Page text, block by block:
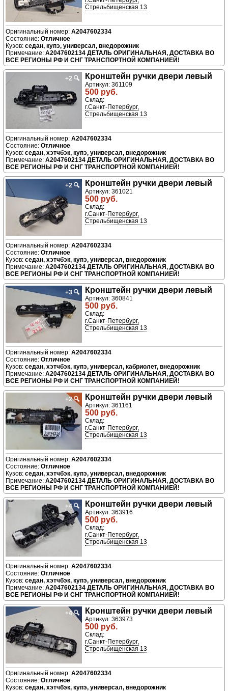
Стрельбищенская 13
A2047602334
Отличное
седан, купэ, универсал, внедорожник
A2047602134 ДЕТАЛЬ ОРИГИНАЛЬНАЯ, ДОСТАВКА ВО
ВСЕ РЕГИОНЫ РФ И СНГ ТРАНСПОРТНОЙ КОМПАНИЕЙ!
+2 🔍 Кронштейн ручки двери левый
Артикул: 361109
500 руб.
Склад:
г.Санкт-Петербург,
Стрельбищенская 13
A2047602334
Отличное
седан, хэтчбэк, купэ, универсал, внедорожник
A2047602134 ДЕТАЛЬ ОРИГИНАЛЬНАЯ, ДОСТАВКА ВО
ВСЕ РЕГИОНЫ РФ И СНГ ТРАНСПОРТНОЙ КОМПАНИЕЙ!
+2 🔍 Кронштейн ручки двери левый
Артикул: 361021
500 руб.
Склад:
г.Санкт-Петербург,
Стрельбищенская 13
A2047602334
Отличное
седан, хэтчбэк, купэ, универсал, внедорожник
A2047602134 ДЕТАЛЬ ОРИГИНАЛЬНАЯ, ДОСТАВКА ВО
ВСЕ РЕГИОНЫ РФ И СНГ ТРАНСПОРТНОЙ КОМПАНИЕЙ!
+3 🔍 Кронштейн ручки двери левый
Артикул: 360841
500 руб.
Склад:
г.Санкт-Петербург,
Стрельбищенская 13
A2047602334
Отличное
седан, хэтчбэк, купэ, универсал, кабриолет, внедорожник
A2047602134 ДЕТАЛЬ ОРИГИНАЛЬНАЯ, ДОСТАВКА ВО
ВСЕ РЕГИОНЫ РФ И СНГ ТРАНСПОРТНОЙ КОМПАНИЕЙ!
+2🔍 Кронштейн ручки двери левый
Артикул: 361161
500 руб.
Склад:
г.Санкт-Петербург,
Стрельбищенская 13
A2047602334
Отличное
седан, хэтчбэк, купэ, универсал, внедорожник
A2047602134 ДЕТАЛЬ ОРИГИНАЛЬНАЯ, ДОСТАВКА ВО
ВСЕ РЕГИОНЫ РФ И СНГ ТРАНСПОРТНОЙ КОМПАНИЕЙ!
+4🔍 Кронштейн ручки двери левый
Артикул: 363916
500 руб.
Склад:
г.Санкт-Петербург,
Стрельбищенская 13
A2047602334
Отличное
седан, хэтчбэк, купэ, универсал, внедорожник
A2047602134 ДЕТАЛЬ ОРИГИНАЛЬНАЯ, ДОСТАВКА ВО
ВСЕ РЕГИОНЫ РФ И СНГ ТРАНСПОРТНОЙ КОМПАНИЕЙ!
+4🔍 Кронштейн ручки двери левый
Артикул: 363973
500 руб.
Склад:
г.Санкт-Петербург,
Стрельбищенская 13
A2047602334
Отличное
седан, хэтчбэк, купэ, универсал, внедорожник